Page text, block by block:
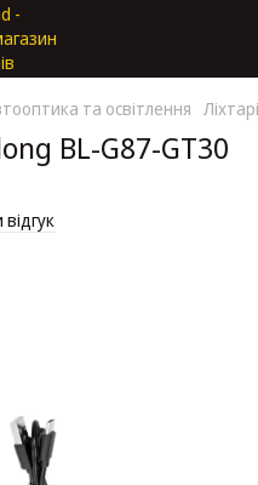
та освітлення
BL-G87-GT30